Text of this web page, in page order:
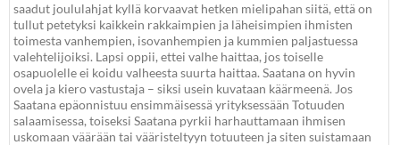
saadut joululahjat kyllä korvaavat hetken mielipahan siitä, että on
tullut petetyksi kaikkein rakkaimpien ja läheisimpien ihmisten
toimesta vanhempien, isovanhempien ja kummien paljastuessa
valehtelijoiksi. Lapsi oppii, ettei valhe haittaa, jos toiselle
osapuolelle ei koidu valheesta suurta haittaa. Saatana on hyvin
ovela ja kiero vastustaja – siksi usein kuvataan käärmeenä. Jos
Saatana epäonnistuu ensimmäisessä yrityksessään Totuuden
salaamisessa, toiseksi Saatana pyrkii harhauttamaan ihmisen
uskomaan väärään tai vääristeltyyn totuuteen ja siten suistamaan